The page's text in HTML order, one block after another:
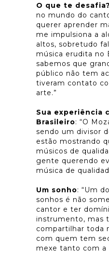
O que te desafia?
no mundo do
querer aprender
me impulsiona a
altos, sobretudo
música erudita no
sabemos que
público não tem
tiveram contato
arte.”
Sua experiência
Brasileiro: “O
sendo um divisor
estão mostrando
músicos de
gente querendo
música de
Um sonho: “Um
sonhos é não
cantor e ter
instrumento, mas
compartilhar toda
com quem tem
mexe tanto com a